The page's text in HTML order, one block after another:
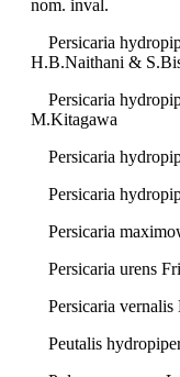
nom. inval.
Persicaria
H.B.Naithani &
Persicaria
M.Kitagawa
Persicaria
Persicaria
Persicaria
Persicaria urens
Persicaria vernalis
Peutalis